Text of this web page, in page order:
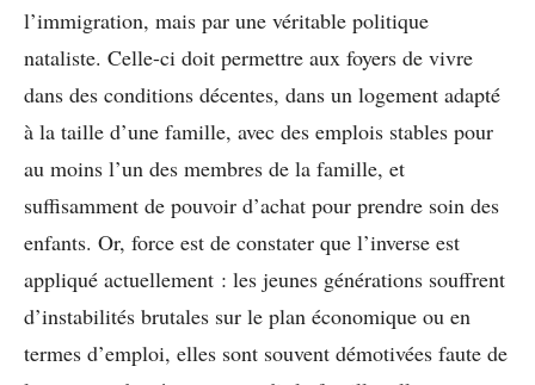
l’immigration, mais par une véritable politique
nataliste. Celle-ci doit permettre aux foyers de vivre
dans des conditions décentes, dans un logement adapté
à la taille d’une famille, avec des emplois stables pour
au moins l’un des membres de la famille, et
suffisamment de pouvoir d’achat pour prendre soin des
enfants. Or, force est de constater que l’inverse est
appliqué actuellement : les jeunes générations souffrent
d’instabilités brutales sur le plan économique ou en
termes d’emploi, elles sont souvent démotivées faute de